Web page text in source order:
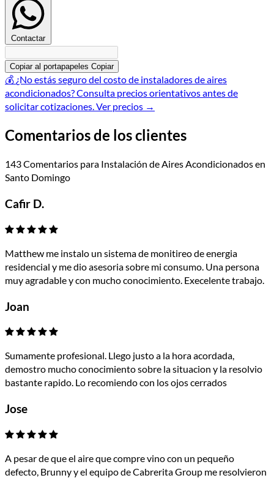
Contactar
Copiar al portapapeles Copiar
💰 ¿No estás seguro del costo de instaladores de aires
acondicionados?Consulta precios orientativos antes de
solicitar cotizaciones. Ver precios →
Comentarios de los clientes
143 Comentarios para Instalación de Aires Acondicionados en
Santo Domingo
Cafir D.
Matthew me instalo un sistema de monitireo de energia
residencial y me dio asesoria sobre mi consumo. Una persona
muy agradable y con mucho conocimiento. Execelente trabajo.
Joan
Sumamente profesional. Llego justo a la hora acordada,
demostro mucho conocimiento sobre la situacion y la resolvio
bastante rapido. Lo recomiendo con los ojos cerrados
Jose
A pesar de que el aire que compre vino con un pequeño
defecto, Brunny y el equipo de Cabrerita Group me resolvieron